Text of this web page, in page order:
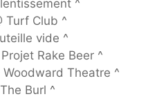
^
Turf Club ^
vide ^
Rake Beer ^
Theatre ^
Burl ^